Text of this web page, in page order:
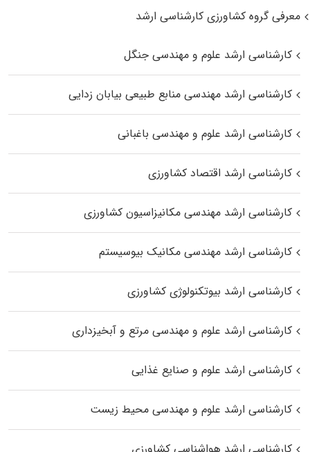
معرفی گروه کشاورزی کارشناسی ارشد
کارشناسی ارشد علوم و مهندسی جنگل
کارشناسی ارشد مهندسی منابع طبیعی بیابان زدایی
کارشناسی ارشد علوم و مهندسی باغبانی
کارشناسی ارشد اقتصاد کشاورزی
کارشناسی ارشد مهندسی مکانیزاسیون کشاورزی
کارشناسی ارشد مهندسی مکانیک بیوسیستم
کارشناسی ارشد بیوتکنولوژی کشاورزی
کارشناسی ارشد علوم و مهندسی مرتع و آبخیزداری
کارشناسی ارشد علوم و صنایع غذایی
کارشناسی ارشد علوم و مهندسی محیط زیست